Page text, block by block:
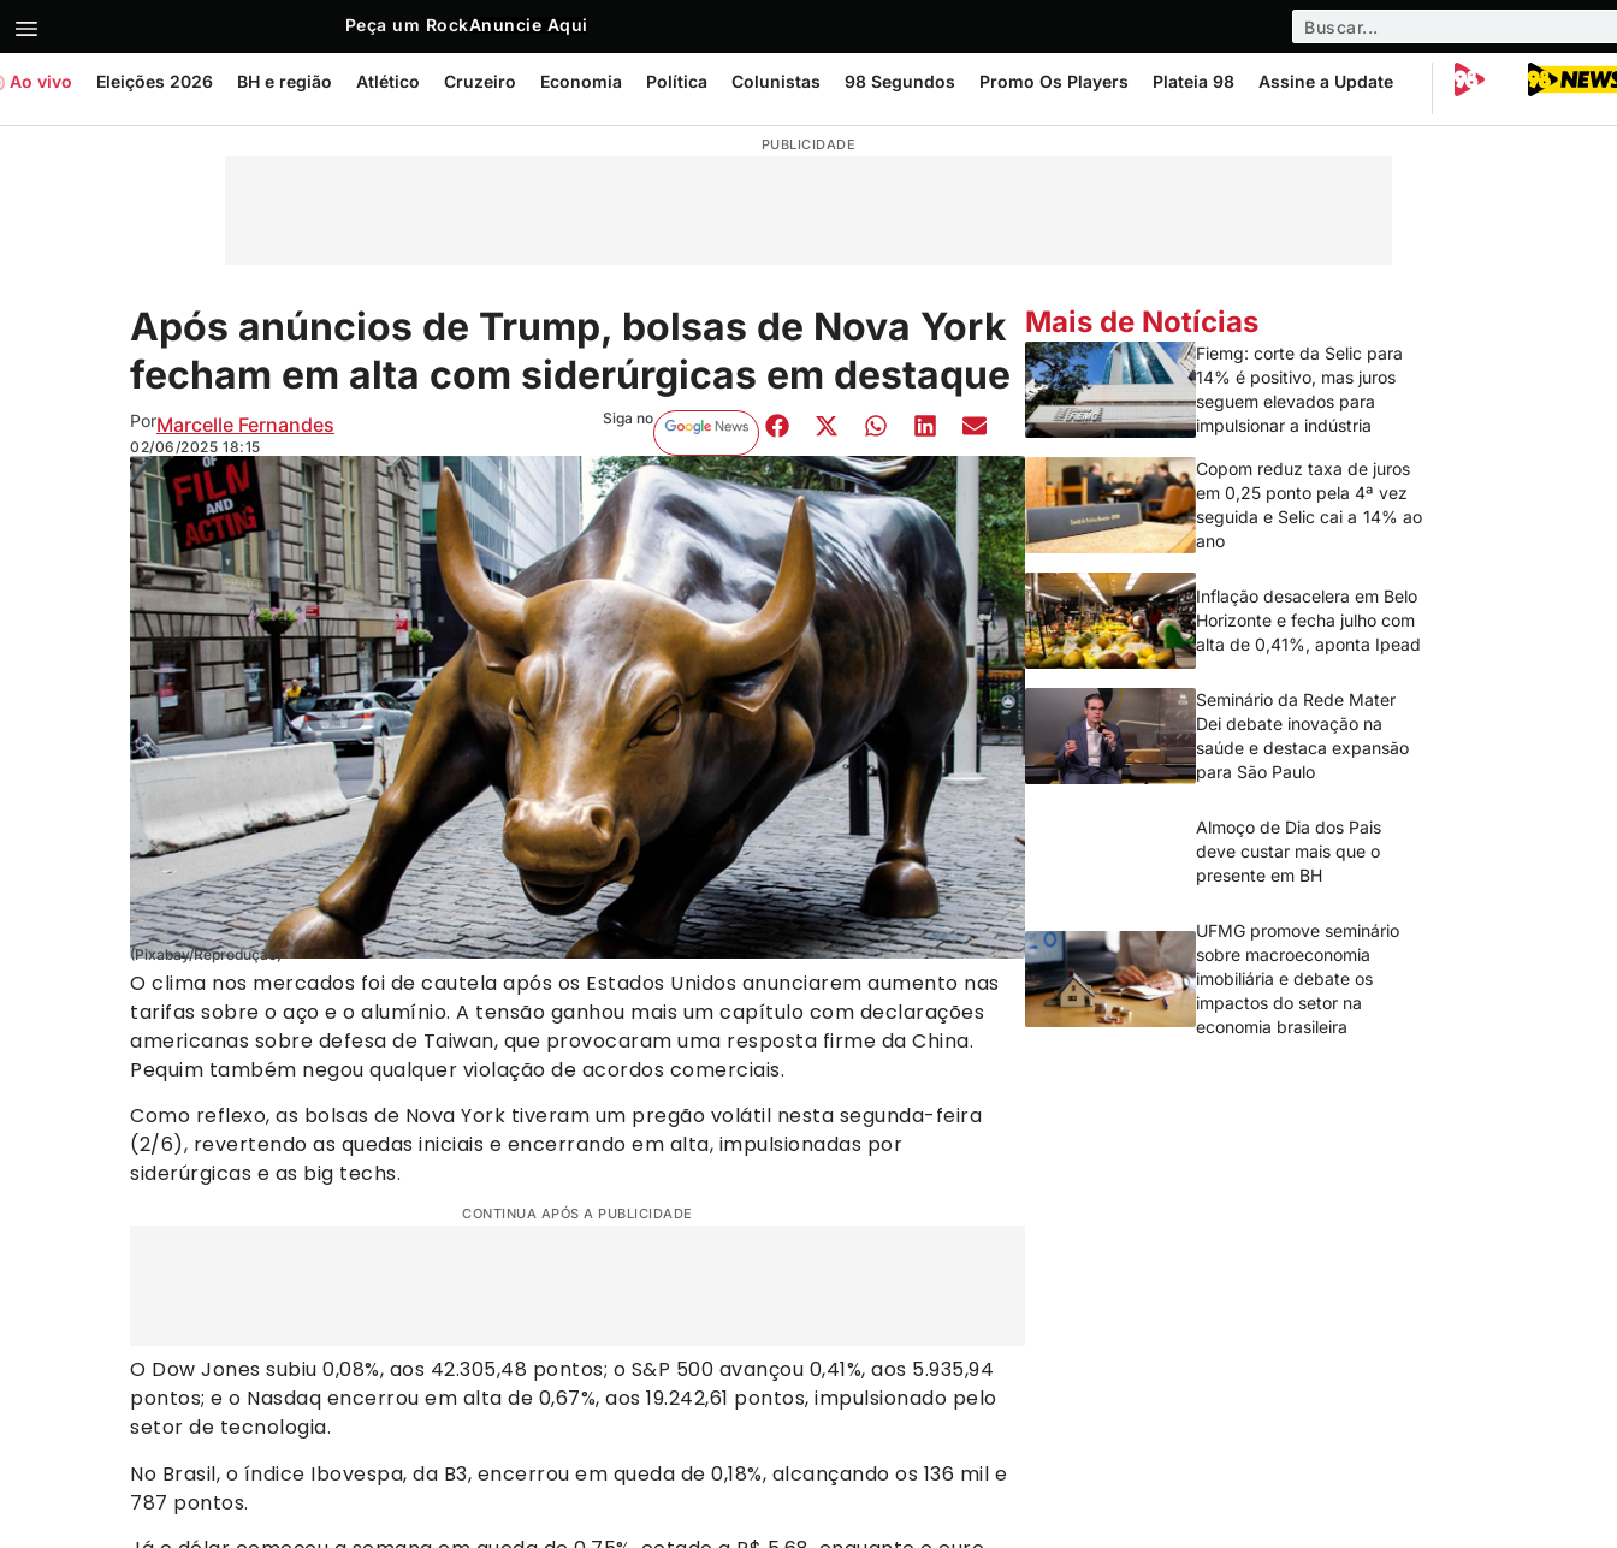
Peça um RockAnuncie Aqui
Ao vivo Eleições 2026 BH e região Atlético Cruzeiro Economia Política Colunistas 98 Segundos Promo Os Players Plateia 98 Assine a Update
PUBLICIDADE
Após anúncios de Trump, bolsas de Nova York
fecham em alta com siderúrgicas em destaque
PorMarcelle Fernandes
02/06/2025 18:15
Siga no
(Pixabay/Reprodução)
O clima nos mercados foi de cautela após os Estados Unidos anunciarem aumento nas
tarifas sobre o aço e o alumínio. A tensão ganhou mais um capítulo com declarações
americanas sobre defesa de Taiwan, que provocaram uma resposta firme da China.
Pequim também negou qualquer violação de acordos comerciais.
Como reflexo, as bolsas de Nova York tiveram um pregão volátil nesta segunda-feira
(2/6), revertendo as quedas iniciais e encerrando em alta, impulsionadas por
siderúrgicas e as big techs.
CONTINUA APÓS A PUBLICIDADE
O Dow Jones subiu 0,08%, aos 42.305,48 pontos; o S&P 500 avançou 0,41%, aos 5.935,94
pontos; e o Nasdaq encerrou em alta de 0,67%, aos 19.242,61 pontos, impulsionado pelo
setor de tecnologia.
No Brasil, o índice Ibovespa, da B3, encerrou em queda de 0,18%, alcançando os 136 mil e
787 pontos.
Mais de Notícias
Fiemg: corte da Selic para
14% é positivo, mas juros
seguem elevados para
impulsionar a indústria
Copom reduz taxa de juros
em 0,25 ponto pela 4ª vez
seguida e Selic cai a 14% ao
ano
Inflação desacelera em Belo
Horizonte e fecha julho com
alta de 0,41%, aponta Ipead
Seminário da Rede Mater
Dei debate inovação na
saúde e destaca expansão
para São Paulo
Almoço de Dia dos Pais
deve custar mais que o
presente em BH
UFMG promove seminário
sobre macroeconomia
imobiliária e debate os
impactos do setor na
economia brasileira